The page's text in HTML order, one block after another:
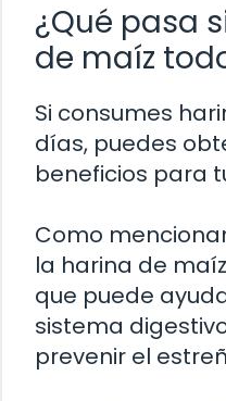
¿Qué pasa
de maíz
Si consumes
días, puedes
beneficios para
Como
la harina de
que puede
sistema
prevenir el